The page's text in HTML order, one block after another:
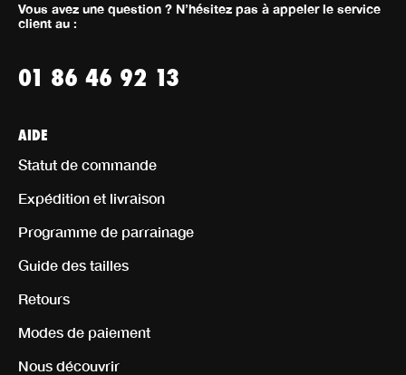
Vous avez une question ? N’hésitez pas à appeler le service
client au :
01 86 46 92 13
AIDE
Statut de commande
Expédition et livraison
Programme de parrainage
Guide des tailles
Retours
Modes de paiement
Nous découvrir